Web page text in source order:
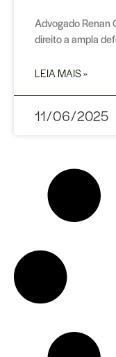
Advogado Renan
direito a ampla
LEIA MAIS »
11/06/2025